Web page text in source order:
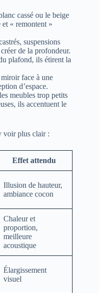
cassé ou le beige
« remontent »
suspensions
de la profondeur.
plafond, ils étirent la
face à une
d’espace.
meubles trop petits
ils accentuent le
voir plus clair :
Effet attendu
Illusion de hauteur,
ambiance cocon
Chaleur et
proportion,
meilleure
acoustique
Élargissement
visuel